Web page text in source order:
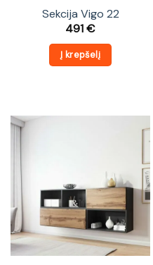
Sekcija Vigo 22
491€
Į krepšelį